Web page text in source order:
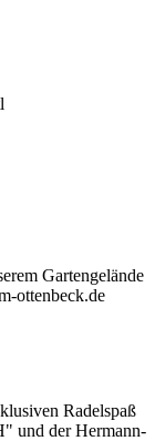
Gartengelände
ottenbeck.de
Radelspaß
und der Hermann-